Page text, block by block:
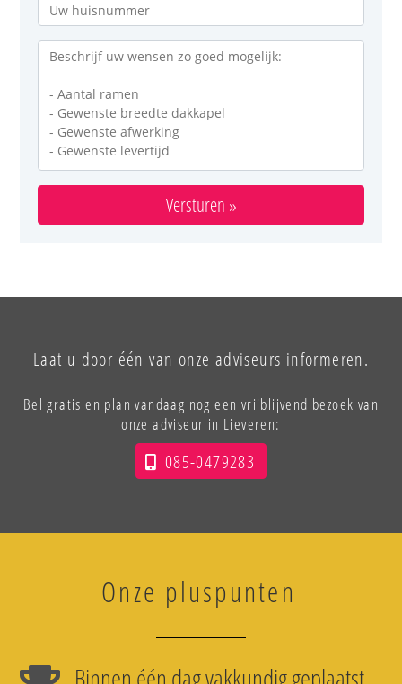
Versturen »
Laat u door één van onze adviseurs informeren.
Bel gratis en plan vandaag nog een vrijblijvend bezoek van
onze adviseur in Lieveren:
085-0479283
Onze pluspunten